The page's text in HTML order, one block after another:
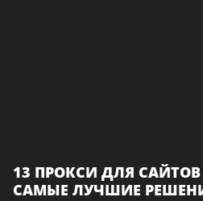
13 ПРОКСИ ДЛЯ
САМЫЕ ЛУЧШИЕ